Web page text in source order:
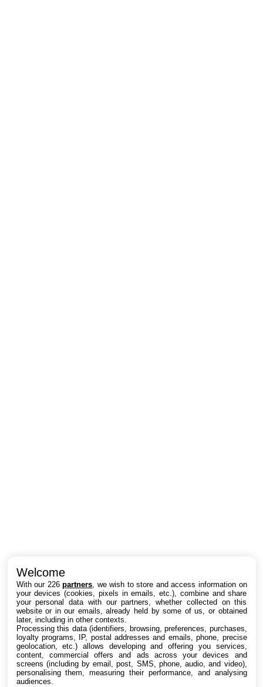
Intéressant ? Partagez !
Welcome
With our 226partners , we wish to store and access information on
your devices (cookies, pixels in emails, etc.), combine and share
your personal data with our partners, whether collected on this
website or in our emails, already held by some of us, or obtained
later, including in other contexts.
Processing this data (identifiers, browsing, preferences, purchases,
loyalty programs, IP, postal addresses and emails, phone, precise
geolocation, etc.) allows developing and offering you services,
content, commercial offers and ads across your devices and
screens (including by email, post, SMS, phone, audio, and video),
personalising them, measuring their performance, and analysing
audiences.